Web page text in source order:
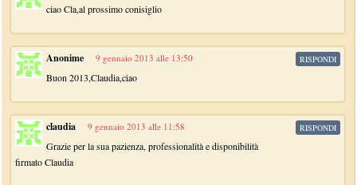
ciao Cla,al prossimo conisiglio
Anonime 9 gennaio 2013 alle 13:50
Buon 2013,Claudia,ciao
RISPONDI
claudia 9 gennaio 2013 alle 11:58
Grazie per la sua pazienza, professionalità e disponibilità
firmato Claudia
RISPONDI